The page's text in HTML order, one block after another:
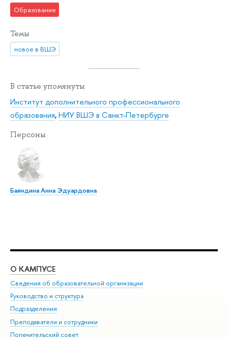
Образование
Темы
новое в ВШЭ
В статье упомянуты
Институт дополнительного профессионального
образования,НИУ ВШЭ в Санкт-Петербурге
Персоны
Баяндина Анна Эдуардовна
О КАМПУСЕ
Сведения об образовательной организации
Руководство и структура
Подразделения
Преподаватели и сотрудники
Попечительский совет